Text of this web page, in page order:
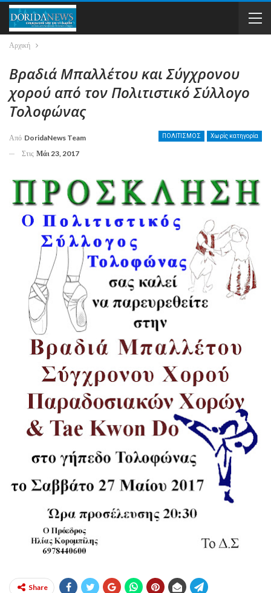
Αρχική
Βραδιά Μπαλλέτου και Σύγχρονου
χορού από τον Πολιτιστικό Σύλλογο
Τολοφώνας
ΠΟΛΙΤΙΣΜΟΣ Χωρίς κατηγορία
Από DoridaNews Team
Στις Μάι 23, 2017
Share